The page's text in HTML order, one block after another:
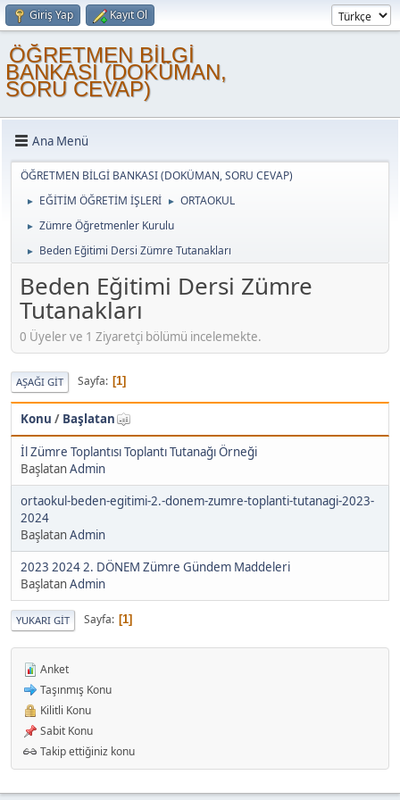
Giriş Yap Kayıt Ol
ÖĞRETMEN BİLGİ
BANKASI (DOKÜMAN,
SORU CEVAP)
Ana Menü
ÖĞRETMEN BİLGİ BANKASI (DOKÜMAN, SORU CEVAP)
► EĞİTİM ÖĞRETİM İŞLERİ ► ORTAOKUL
► Zümre Öğretmenler Kurulu
► Beden Eğitimi Dersi Zümre Tutanakları
Beden Eğitimi Dersi Zümre
Tutanakları
0 Üyeler ve 1 Ziyaretçi bölümü incelemekte.
AŞAĞI GIT Sayfa 1
Konu / Başlatan
İl Zümre Toplantısı Toplantı Tutanağı Örneği
BaşlatanAdmin
ortaokul-beden-egitimi-2.-donem-zumre-toplanti-tutanagi-2023-
2024
BaşlatanAdmin
2023 2024 2. DÖNEM Zümre Gündem Maddeleri
BaşlatanAdmin
YUKARI GIT Sayfa 1
Anket
Taşınmış Konu
Kilitli Konu
Sabit Konu
Takip ettiğiniz konu